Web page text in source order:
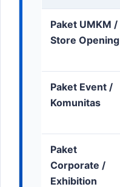
Paket UMKM /
Store Opening
Paket Event /
Komunitas
Paket
Corporate /
Exhibition